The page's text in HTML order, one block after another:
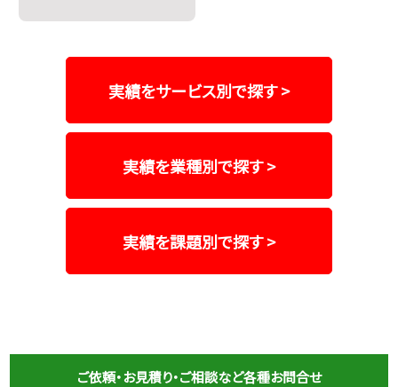
実績をサービス別で探す >
実績を業種別で探す >
実績を課題別で探す >
ご依頼・お見積り・ご相談など各種お問合せ